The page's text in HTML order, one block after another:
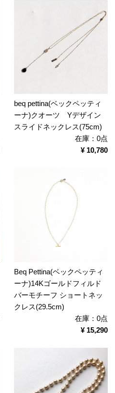
beq pettina(ベックペッティ
ーナ)クオーツ Yデザイン
スライドネックレス(75cm)
在庫：0点
¥ 10,780
Beq Pettina(ベックペッティ
ーナ)14Kゴールドフィルド
バーモチーフ ショートネッ
クレス(29.5cm)
在庫：0点
¥ 15,290